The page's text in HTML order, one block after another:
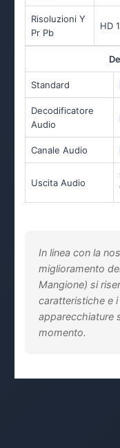
Risoluzioni Y
Pr Pb
HD
Standard
Decodificatore
Audio
Canale Audio
Uscita Audio
In linea con la
miglioramento
Mangione) si
caratteristiche e
apparecchiature
momento.